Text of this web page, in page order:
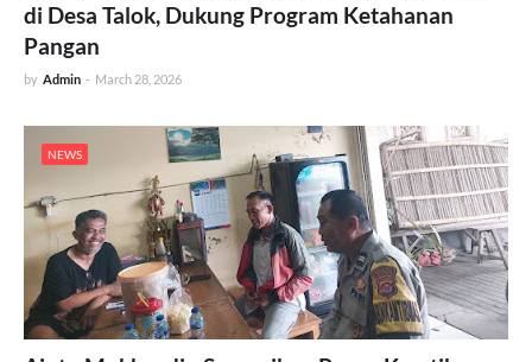
di Desa Talok, Dukung Program Ketahanan
Pangan
by Admin - March 28, 2026
NEWS